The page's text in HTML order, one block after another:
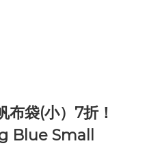
袋(小）7折！
Blue Small